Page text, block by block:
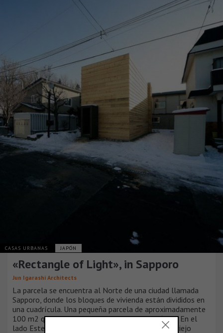
CASAS URBANAS JAPÓN
«Rectangle of Light», in Sapporo
Jun Igarashi Architects
La parcela se encuentra al Norte de una ciudad llamada
Sapporo, donde los bloques de vivienda están divididos en
una cuadrícula. Una pequeña parcela de aproximadamente
100 m2 quedó remanente rodeado por 3 edificios. En el
lado Este del edificio, un paseo marítimo con un viejo